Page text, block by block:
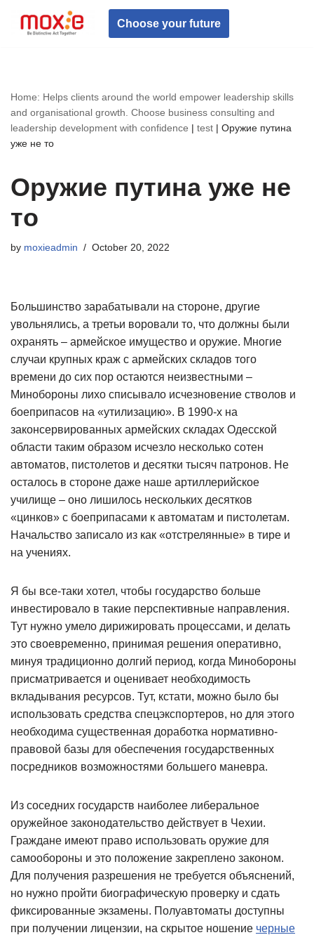
Skip
Choose your future
Home: Helps clients around the world empower leadership skills
and organisational growth. Choose business consulting and
leadership development with confidence | test | Оружие путина
уже не то
Оружие путина уже не
то
by moxieadmin October 20, 2022
Большинство зарабатывали на стороне, другие
увольнялись, а третьи воровали то, что должны были
охранять – армейское имущество и оружие. Многие
случаи крупных краж с армейских складов того
времени до сих пор остаются неизвестными –
Минобороны лихо списывало исчезновение стволов и
боеприпасов на «утилизацию». В 1990-х на
законсервированных армейских складах Одесской
области таким образом исчезло несколько сотен
автоматов, пистолетов и десятки тысяч патронов. Не
осталось в стороне даже наше артиллерийское
училище – оно лишилось нескольких десятков
«цинков» с боеприпасами к автоматам и пистолетам.
Начальство записало из как «отстрелянные» в тире и
на учениях.
Я бы все-таки хотел, чтобы государство больше
инвестировало в такие перспективные направления.
Тут нужно умело дирижировать процессами, и делать
это своевременно, принимая решения оперативно,
минуя традиционно долгий период, когда Минобороны
присматривается и оценивает необходимость
вкладывания ресурсов. Тут, кстати, можно было бы
использовать средства спецэкспортеров, но для этого
необходима существенная доработка нормативно-
правовой базы для обеспечения государственных
посредников возможностями большего маневра.
Из соседних государств наиболее либеральное
оружейное законодательство действует в Чехии.
Граждане имеют право использовать оружие для
самообороны и это положение закреплено законом.
Для получения разрешения не требуется объяснений,
но нужно пройти биографическую проверку и сдать
фиксированные экзамены. Полуавтоматы доступны
при получении лицензии, на скрытое ношение черные